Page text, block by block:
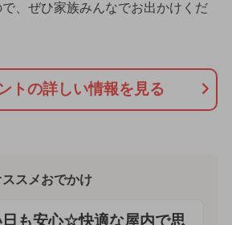
で、ぜひ家族みんなでお出かけくだ
トの詳しい情報を見る
スメおでかけ
も安心☆快適な屋内で思